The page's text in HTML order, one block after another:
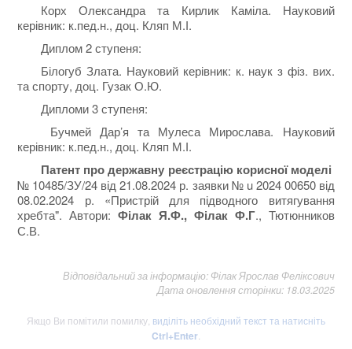
Корх Олександра та Кирлик Каміла. Науковий
керівник: к.пед.н., доц. Кляп М.І.
Диплом 2 ступеня:
Білогуб Злата. Науковий керівник: к. наук з фіз. вих.
та спорту, доц. Гузак О.Ю.
Дипломи 3 ступеня:
Бучмей Дар’я та Мулеса Мирослава. Науковий
керівник: к.пед.н., доц. Кляп М.І.
Патент про державну реєстрацію корисної моделі
№ 10485/ЗУ/24 від 21.08.2024 р. заявки № u 2024 00650 від
08.02.2024 р. «Пристрій для підводного витягування
хребта". Автори:Філак Я.Ф., Філак Ф.Г., Тютюнников
С.В.
Відповідальний за інформацію: Філак Ярослав Феліксович
Дата оновлення сторінки: 18.03.2025
Якщо Ви помітили помилку, виділіть необхідний текст та натисніть
Ctrl+Enter